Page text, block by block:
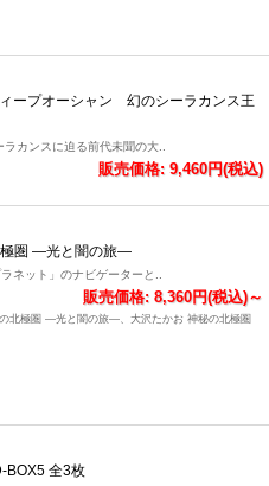
ープオーシャン 幻のシーラカンス王
カンスに迫る前代未聞の大..
販売価格: 9,460円(税込)
極圏 ―光と闇の旅―
ネット」のナビゲーターと..
販売価格: 8,360円(税込)～
北極圏 ―光と闇の旅―、大沢たかお 神秘の北極圏
BOX5 全3枚